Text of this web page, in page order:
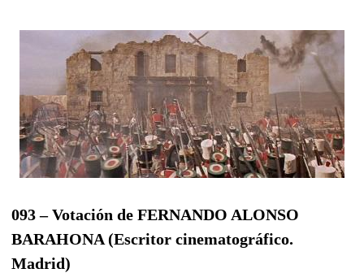
093 – Votación de FERNANDO ALONSO
BARAHONA (Escritor cinematográfico.
Madrid)